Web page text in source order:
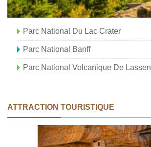
Parc National Du Lac Crater
Parc National Banff
Parc National Volcanique De Lassen
ATTRACTION TOURISTIQUE